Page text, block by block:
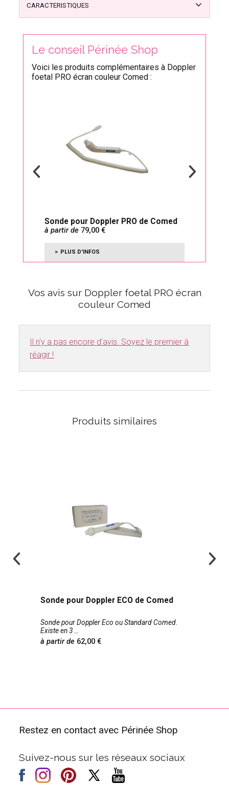
CARACTERISTIQUES
Le conseil Périnée Shop
Voici les produits complémentaires à Doppler
foetal PRO écran couleur Comed :
Sonde pour Doppler PRO de Comed
à partir de79,00
PLUS D'INFOS
Vos avis sur Doppler foetal PRO écran
couleur Comed
Il n'y a pas encore d'avis. Soyez le premier à
réagir !
Produits similaires
Sonde pour Doppler ECO de Comed
Sonde pour Doppler Eco ou Standard Comed.
Existe en 3
à partir de 62,00
Restez en contact avec Périnée Shop
Suivez-nous sur les réseaux sociaux